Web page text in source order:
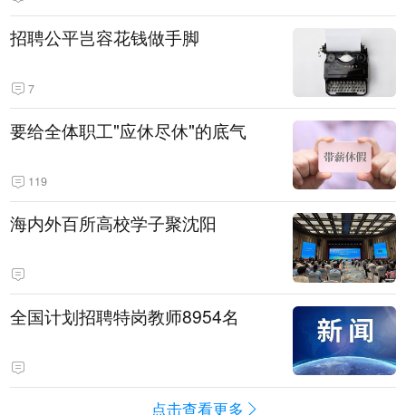
招聘公平岂容花钱做手脚
7
要给全体职工"应休尽休"的底气
119
海内外百所高校学子聚沈阳
全国计划招聘特岗教师8954名
点击查看更多